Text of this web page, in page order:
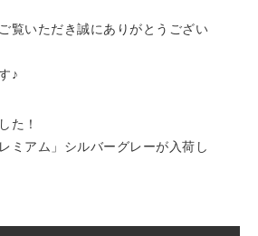
覧いただき誠にありがとうござい
♪
た！
ミアム」シルバーグレーが入荷し